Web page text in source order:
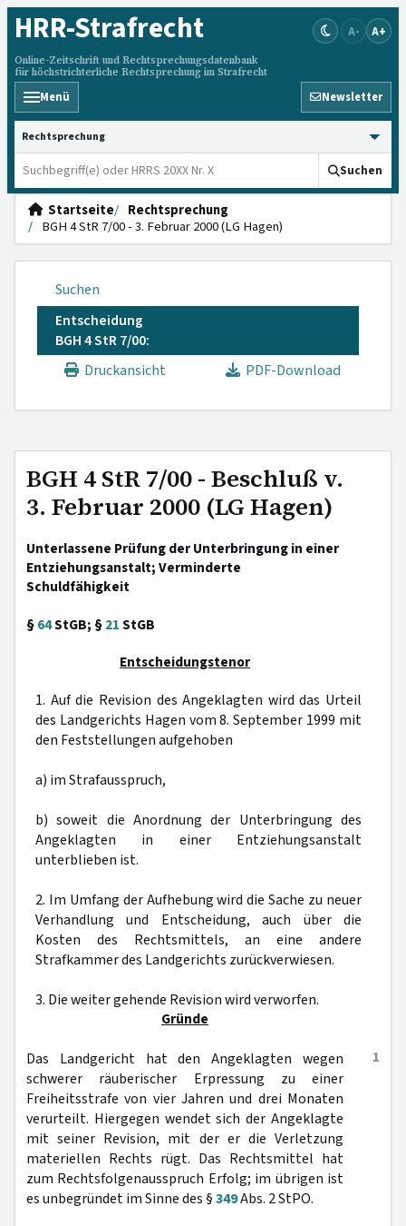
HRR-Strafrecht
Online-Zeitschrift und Rechtsprechungsdatenbank
für höchstrichterliche Rechtsprechung im Strafrecht
A- A+
Menü Newsletter
HRRS durchsuchen
Suchen
Startseite
Rechtsprechung
BGH 4 StR 7/00 - 3. Februar 2000 (LG Hagen)
Suchen
Entscheidung
BGH 4 StR 7/00:
Druckansicht
PDF-Download
BGH 4 StR 7/00 - Beschluß v.
3. Februar 2000 (LG Hagen)
Unterlassene Prüfung der Unterbringung in einer
Entziehungsanstalt; Verminderte
Schuldfähigkeit
§64StGB; §21StGB
Entscheidungstenor
1. Auf die Revision des Angeklagten wird das Urteil
des Landgerichts Hagen vom 8. September 1999 mit
den Feststellungen aufgehoben
a) im Strafausspruch,
b) soweit die Anordnung der Unterbringung des
Angeklagten in einer Entziehungsanstalt
unterblieben ist.
2. Im Umfang der Aufhebung wird die Sache zu neuer
Verhandlung und Entscheidung, auch über die
Kosten des Rechtsmittels, an eine andere
Strafkammer des Landgerichts zurückverwiesen.
3. Die weiter gehende Revision wird verworfen.
Gründe
1
Das Landgericht hat den Angeklagten wegen
schwerer räuberischer Erpressung zu einer
Freiheitsstrafe von vier Jahren und drei Monaten
verurteilt. Hiergegen wendet sich der Angeklagte
mit seiner Revision, mit der er die Verletzung
materiellen Rechts rügt. Das Rechtsmittel hat
zum Rechtsfolgenausspruch Erfolg; im übrigen ist
es unbegründet im Sinne des §349Abs. 2 StPO.